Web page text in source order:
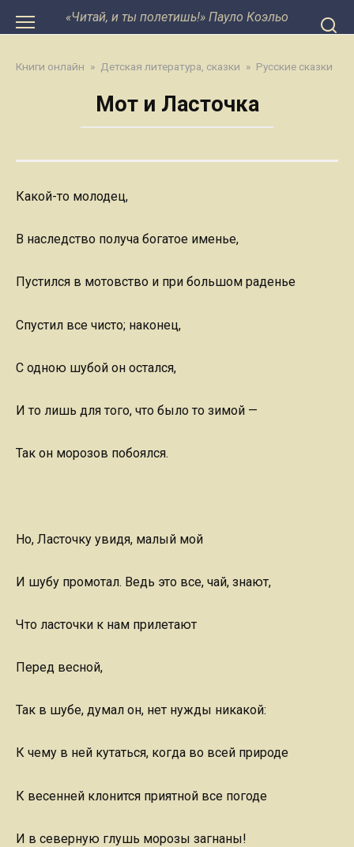
«Читай, и ты полетишь!» Пауло Коэльо
Книги онлайн » Детская литература, сказки » Русские сказки
Мот и Ласточка
Какой-то молодец,
В наследство получа богатое именье,
Пустился в мотовство и при большом раденье
Спустил все чисто; наконец,
С одною шубой он остался,
И то лишь для того, что было то зимой —
Так он морозов побоялся.
Но, Ласточку увидя, малый мой
И шубу промотал. Ведь это все, чай, знают,
Что ласточки к нам прилетают
Перед весной,
Так в шубе, думал он, нет нужды никакой:
К чему в ней кутаться, когда во всей природе
К весенней клонится приятной все погоде
И в северную глушь морозы загнаны!